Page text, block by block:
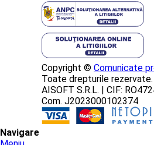
Copyright © Comunicate
Toate drepturile rezervate.
AISOFT S.R.L. | CIF:
Com. J2023000102374
Navigare